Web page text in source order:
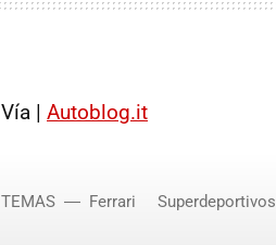
Vía | Autoblog.it
TEMAS Ferrari Superdeportivos